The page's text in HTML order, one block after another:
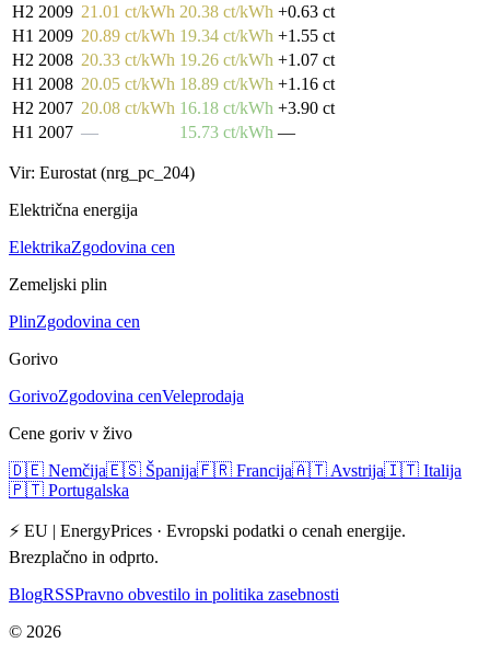
H2 2009 21.01 ct/kWh 20.38 ct/kWh +0.63 ct
H1 2009 20.89 ct/kWh 19.34 ct/kWh +1.55 ct
H2 2008 20.33 ct/kWh 19.26 ct/kWh +1.07 ct
H1 2008 20.05 ct/kWh 18.89 ct/kWh +1.16 ct
H2 2007 20.08 ct/kWh 16.18 ct/kWh +3.90 ct
H1 2007 — 15.73 ct/kWh —
Vir: Eurostat (nrg_pc_204)
Električna energija
ElektrikaZgodovina cen
Zemeljski plin
PlinZgodovina cen
Gorivo
GorivoZgodovina cenVeleprodaja
Cene goriv v živo
🇩🇪 Nemčija🇪🇸 Španija🇫🇷 Francija🇦🇹 Avstrija🇮🇹 Italija
🇵🇹 Portugalska
⚡ EU | EnergyPrices · Evropski podatki o cenah energije.
Brezplačno in odprto.
BlogRSSPravno obvestilo in politika zasebnosti
© 2026